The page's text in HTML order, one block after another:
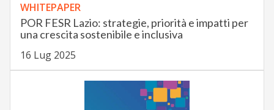
WHITEPAPER
POR FESR Lazio: strategie, priorità e impatti per
una crescita sostenibile e inclusiva
16 Lug 2025